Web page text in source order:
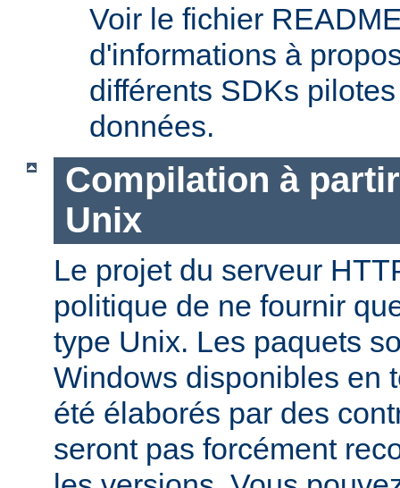
Voir le fichier
d'informations à
différents SDKs
données.
Compilation à
Unix
Le projet du serveur
politique de ne fournir
type Unix. Les paquets
Windows disponibles en
été élaborés par des
seront pas forcément